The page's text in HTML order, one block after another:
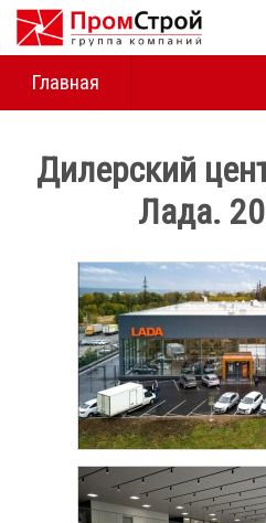
Главная
Дилерский
Лада.